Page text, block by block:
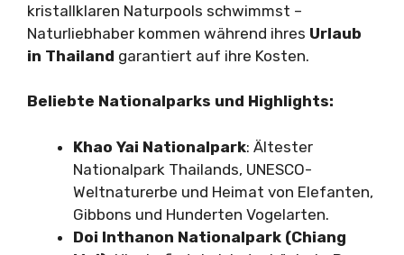
kristallklaren Naturpools schwimmst –
Naturliebhaber kommen während ihres Urlaub
in Thailand garantiert auf ihre Kosten.
Beliebte Nationalparks und Highlights:
Khao Yai Nationalpark: Ältester
Nationalpark Thailands, UNESCO-
Weltnaturerbe und Heimat von Elefanten,
Gibbons und Hunderten Vogelarten.
Doi Inthanon Nationalpark (Chiang